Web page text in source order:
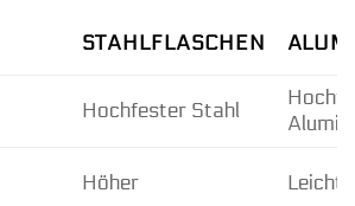
STAHLFLASCHEN
Hochfester Stahl
Höher